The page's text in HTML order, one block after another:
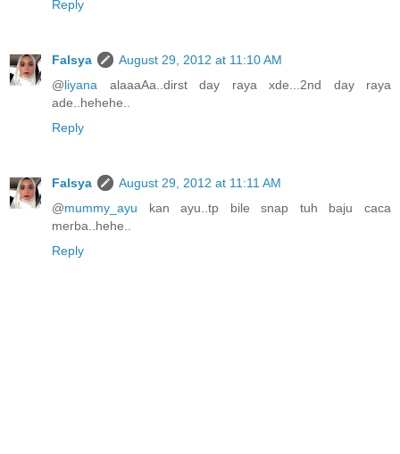
Reply
Falsya
August 29, 2012 at 11:10 AM
@liyana alaaaAa..dirst day raya xde...2nd day raya
ade..hehehe..
Reply
Falsya
August 29, 2012 at 11:11 AM
@mummy_ayu kan ayu..tp bile snap tuh baju caca
merba..hehe..
Reply